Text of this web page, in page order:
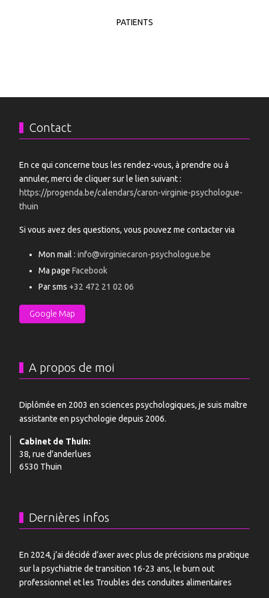
PATIENTS
Contact
En ce qui concerne tous les rendez-vous, à prendre ou à
annuler, merci de cliquer sur le lien suivant :
https://progenda.be/calendars/caron-virginie-psychologue-
thuin
Si vous avez des questions, vous pouvez me contacter via
Mon mail : info@virginiecaron-psychologue.be
Ma page Facebook
Par sms +32 472 21 02 06
Google Map
A propos de moi
Diplômée en 2003 en sciences psychologiques, je suis maître
assistante en psychologie depuis 2006.
Cabinet de Thuin:
38, rue d'anderlues
6530 Thuin
Dernières infos
En 2024, j’ai décidé d’axer avec plus de précisions ma pratique
sur la psychiatrie de transition 16-23 ans, le burn out
professionnel et les Troubles des conduites alimentaires